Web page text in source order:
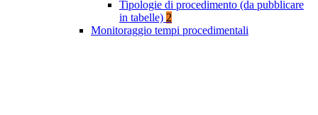
Tipologie di procedimento (da pubblicare
in tabelle) 2
Monitoraggio tempi procedimentali